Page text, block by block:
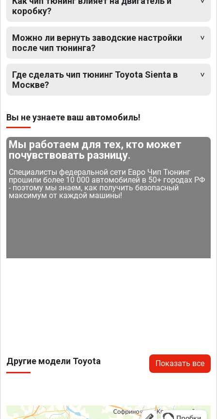
коробку?
Можно ли вернуть заводские настройки
после чип тюнинга?
Где сделать чип тюнинг Toyota Sienta в
Москве?
Вы не узнаете ваш автомобиль!
Мы работаем для тех, кто может
почувствовать разницу.
Специалисты федеральной сети Евро Чип Тюнинг
прошили более 10 000 автомобилей в 50+ городах РФ
- поэтому мы знаем, как получить безопасный
максимум от каждой машины!
Другие модели Toyota Показать все